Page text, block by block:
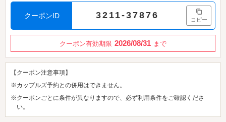
クーポンID 3211-37876 コピー
クーポン有効期限 2026/08/31 まで
【クーポン注意事項】
※カップルズ予約との併用はできません。
※クーポンごとに条件が異なりますので、必ず利用条件をご確認くださ
い。